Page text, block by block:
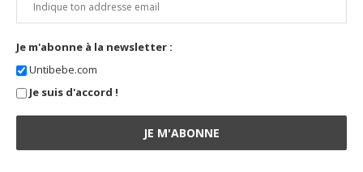
Je m'abonne à la newsletter :
Untibebe.com
Je suis d'accord !